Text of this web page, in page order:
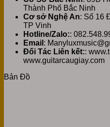
Thành Phố Bắc Ninh
Cơ sở Nghệ An: Số 16
TP Vinh
Hotline/Zalo::
Email :
Đối Tác Liên kết::
www.guitarcaugiay.com
Bản Đồ